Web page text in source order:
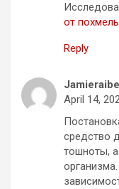
от
Reply
Jamieraibe
April 14,
средство
тошноты,